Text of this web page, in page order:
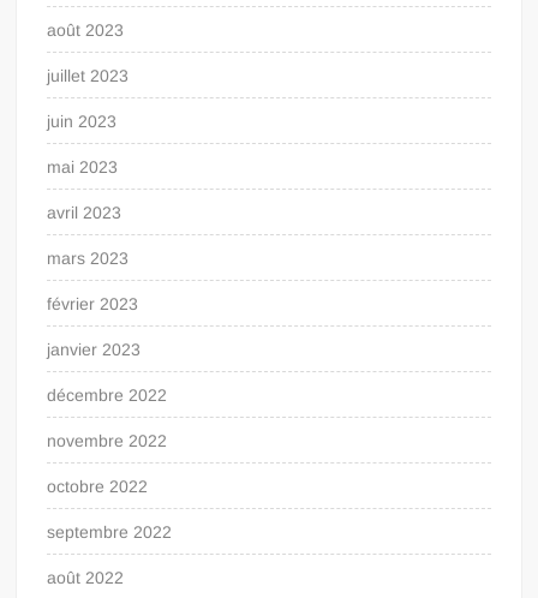
août 2023
juillet 2023
juin 2023
mai 2023
avril 2023
mars 2023
février 2023
janvier 2023
décembre 2022
novembre 2022
octobre 2022
septembre 2022
août 2022